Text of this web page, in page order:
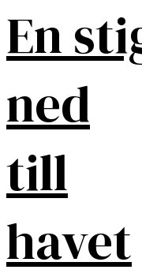
En
ned
till
havet